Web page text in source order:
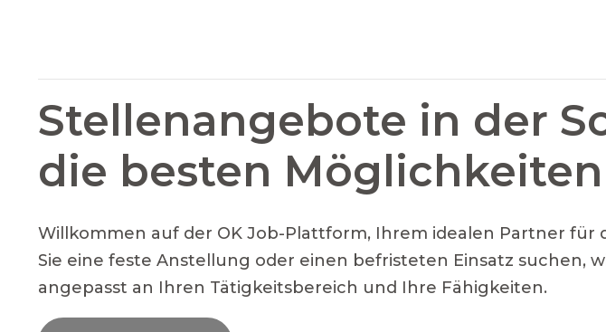
Stellenangebote in der
die besten
Willkommen auf der OK Job-Plattform, Ihrem idealen Partner
Sie eine feste Anstellung oder einen befristeten Einsatz
angepasst an Ihren Tätigkeitsbereich und Ihre Fähigkeiten.